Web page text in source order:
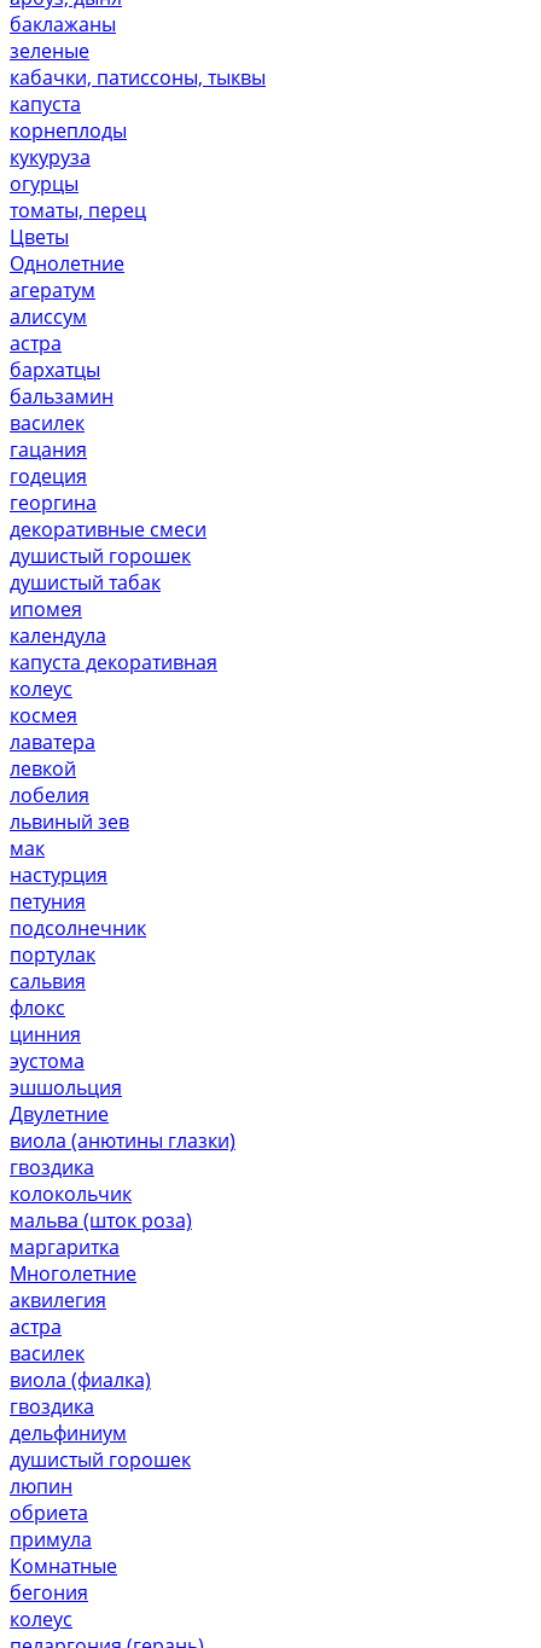
баклажаны
зеленые
кабачки, патиссоны, тыквы
капуста
корнеплоды
кукуруза
огурцы
томаты, перец
Цветы
Однолетние
агератум
алиссум
астра
бархатцы
бальзамин
василек
гацания
годеция
георгина
декоративные смеси
душистый горошек
душистый табак
ипомея
календула
капуста декоративная
колеус
космея
лаватера
левкой
лобелия
львиный зев
мак
настурция
петуния
подсолнечник
портулак
сальвия
флокс
цинния
эустома
эшшольция
Двулетние
виола (анютины глазки)
гвоздика
колокольчик
мальва (шток роза)
маргаритка
Многолетние
аквилегия
астра
василек
виола (фиалка)
гвоздика
дельфиниум
душистый горошек
люпин
обриета
примула
Комнатные
бегония
колеус